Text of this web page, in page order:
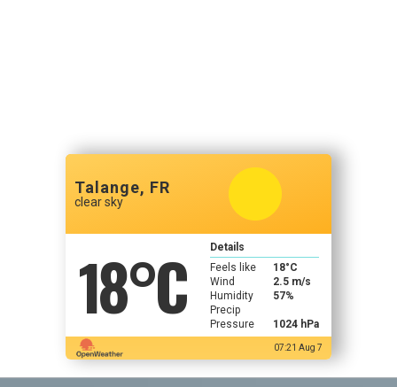
Talange, FR
clear sky
18°C
Details
Feels like
18°C
Wind
2.5 m/s
Humidity
57%
Precip
Pressure
1024 hPa
07:21 Aug 7